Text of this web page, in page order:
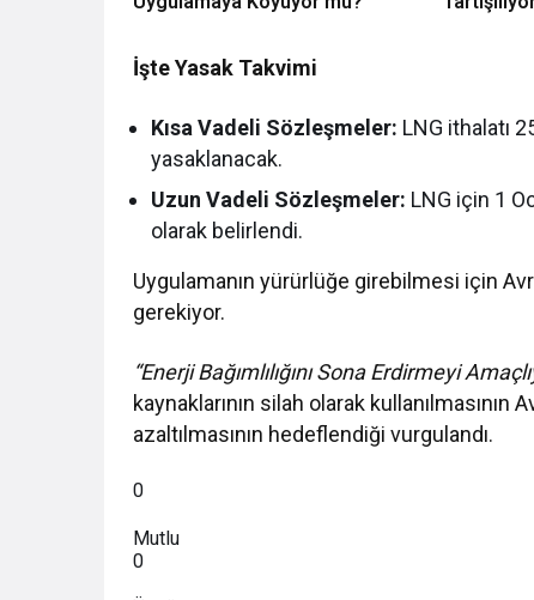
İşte Yasak Takvimi
Kısa Vadeli Sözleşmeler: LNG ithalatı
yasaklanacak.
Uzun Vadeli Sözleşmeler: LNG için 1
olarak belirlendi.
Uygulamanın yürürlüğe girebilmesi için
gerekiyor.
“Enerji Bağımlılığını Sona Erdirmeyi
kaynaklarının silah olarak kullanılmasının
azaltılmasının hedeflendiği vurgulandı.
0
Mutlu
0